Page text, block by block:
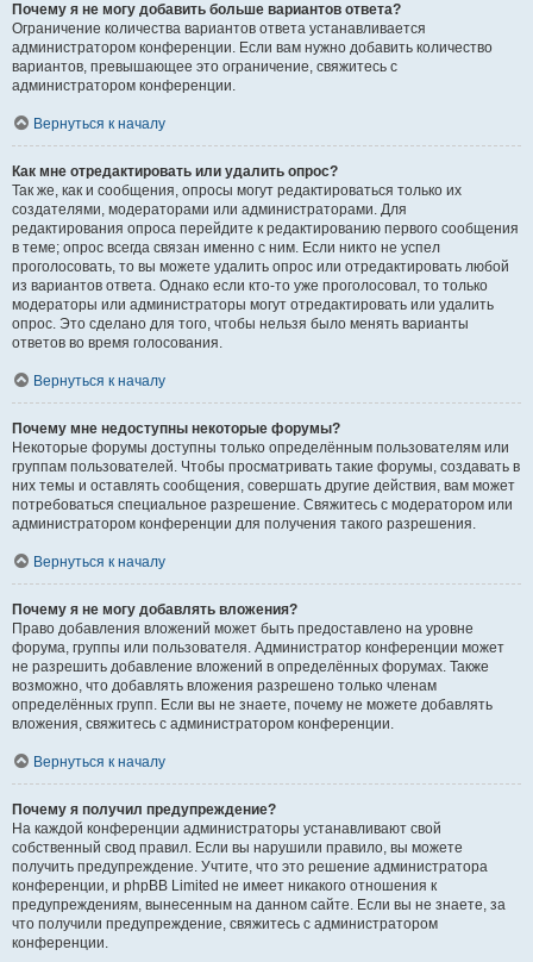
Почему я не могу добавить больше вариантов ответа?
Ограничение количества вариантов ответа устанавливается
администратором конференции. Если вам нужно добавить количество
вариантов, превышающее это ограничение, свяжитесь с
администратором конференции.
Вернуться к началу
Как мне отредактировать или удалить опрос?
Так же, как и сообщения, опросы могут редактироваться только их
создателями, модераторами или администраторами. Для
редактирования опроса перейдите к редактированию первого сообщения
в теме; опрос всегда связан именно с ним. Если никто не успел
проголосовать, то вы можете удалить опрос или отредактировать любой
из вариантов ответа. Однако если кто-то уже проголосовал, то только
модераторы или администраторы могут отредактировать или удалить
опрос. Это сделано для того, чтобы нельзя было менять варианты
ответов во время голосования.
Вернуться к началу
Почему мне недоступны некоторые форумы?
Некоторые форумы доступны только определённым пользователям или
группам пользователей. Чтобы просматривать такие форумы, создавать в
них темы и оставлять сообщения, совершать другие действия, вам может
потребоваться специальное разрешение. Свяжитесь с модератором или
администратором конференции для получения такого разрешения.
Вернуться к началу
Почему я не могу добавлять вложения?
Право добавления вложений может быть предоставлено на уровне
форума, группы или пользователя. Администратор конференции может
не разрешить добавление вложений в определённых форумах. Также
возможно, что добавлять вложения разрешено только членам
определённых групп. Если вы не знаете, почему не можете добавлять
вложения, свяжитесь с администратором конференции.
Вернуться к началу
Почему я получил предупреждение?
На каждой конференции администраторы устанавливают свой
собственный свод правил. Если вы нарушили правило, вы можете
получить предупреждение. Учтите, что это решение администратора
конференции, и phpBB Limited не имеет никакого отношения к
предупреждениям, вынесенным на данном сайте. Если вы не знаете, за
что получили предупреждение, свяжитесь с администратором
конференции.